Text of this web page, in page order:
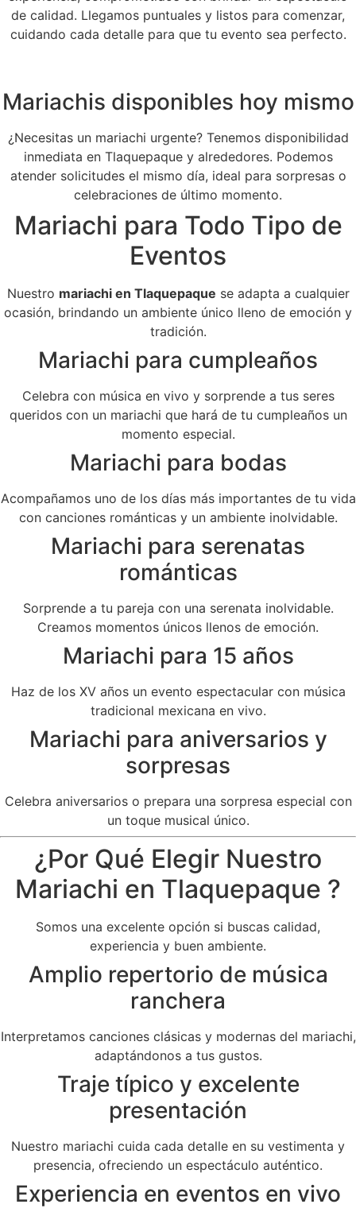
de calidad. Llegamos puntuales y listos para comenzar,
cuidando cada detalle para que tu evento sea perfecto.
Mariachis disponibles hoy mismo
¿Necesitas un mariachi urgente? Tenemos disponibilidad
inmediata en Tlaquepaque y alrededores. Podemos
atender solicitudes el mismo día, ideal para sorpresas o
celebraciones de último momento.
Mariachi para Todo Tipo de
Eventos
Nuestro mariachi en Tlaquepaque se adapta a cualquier
ocasión, brindando un ambiente único lleno de emoción y
tradición.
Mariachi para cumpleaños
Celebra con música en vivo y sorprende a tus seres
queridos con un mariachi que hará de tu cumpleaños un
momento especial.
Mariachi para bodas
Acompañamos uno de los días más importantes de tu vida
con canciones románticas y un ambiente inolvidable.
Mariachi para serenatas
románticas
Sorprende a tu pareja con una serenata inolvidable.
Creamos momentos únicos llenos de emoción.
Mariachi para 15 años
Haz de los XV años un evento espectacular con música
tradicional mexicana en vivo.
Mariachi para aniversarios y
sorpresas
Celebra aniversarios o prepara una sorpresa especial con
un toque musical único.
¿Por Qué Elegir Nuestro
Mariachi en Tlaquepaque ?
Somos una excelente opción si buscas calidad,
experiencia y buen ambiente.
Amplio repertorio de música
ranchera
Interpretamos canciones clásicas y modernas del mariachi,
adaptándonos a tus gustos.
Traje típico y excelente
presentación
Nuestro mariachi cuida cada detalle en su vestimenta y
presencia, ofreciendo un espectáculo auténtico.
Experiencia en eventos en vivo